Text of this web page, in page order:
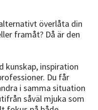
överlåta din
framåt? Då är den
kunskap, inspiration
Du får
i samma situation
såväl mjuka som